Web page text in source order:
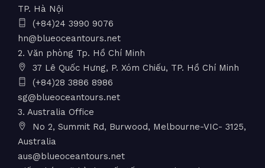
TP. Hà Nội
(+84)24 3990 9076
hn@blueoceantours.net
2. Văn phòng Tp. Hồ Chí Minh
37 Lê Quốc Hưng, P. Xóm Chiếu, TP. Hồ Chí Minh
(+84)28 3886 8986
sg@blueoceantours.net
3. Australia Office
No 2, Summit Rd, Burwood, Melbourne-VIC- 3125,
Australia
aus@blueoceantours.net